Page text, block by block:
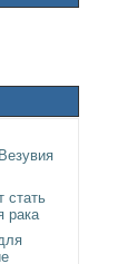
стать
рака